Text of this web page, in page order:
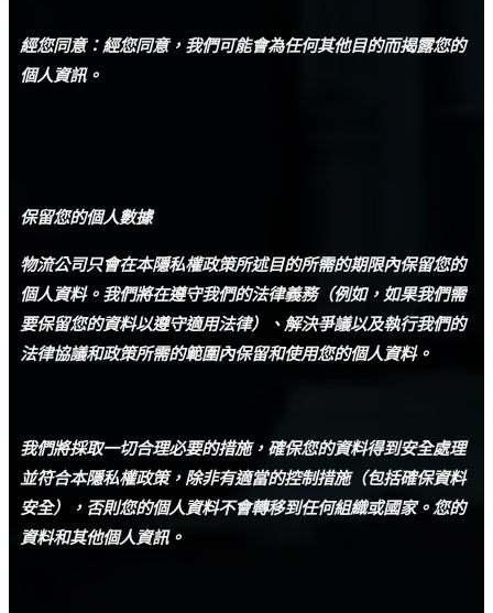
經您同意：經您同意，我們可能會為任何其他目的而揭露您的
個人資訊。
保留您的個人數據
物流公司只會在本隱私權政策所述目的所需的期限內保留您的
個人資料。 我們將在遵守我們的法律義務（例如，如果我們需
要保留您的資料以遵守適用法律）、解決爭議以及執行我們的
法律協議和政策所需的範圍內保留和使用您的個人資料。
我們將採取一切合理必要的措施，確保您的資料得到安全處理
並符合本隱私權政策，除非有適當的控制措施（包括確保資料
安全），否則您的個人資料不會轉移到任何組織或國家。您的
資料和其他個人資訊。